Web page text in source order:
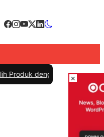
Bijak dan Hindari
×